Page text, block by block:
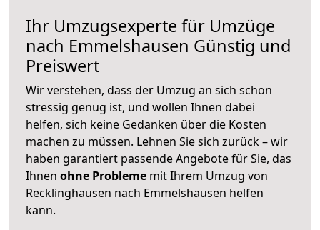
Ihr Umzugsexperte für Umzüge
nach Emmelshausen Günstig und
Preiswert
Wir verstehen, dass der Umzug an sich schon
stressig genug ist, und wollen Ihnen dabei
helfen, sich keine Gedanken über die Kosten
machen zu müssen. Lehnen Sie sich zurück – wir
haben garantiert passende Angebote für Sie, das
Ihnen ohne Probleme mit Ihrem Umzug von
Recklinghausen nach Emmelshausen helfen
kann.